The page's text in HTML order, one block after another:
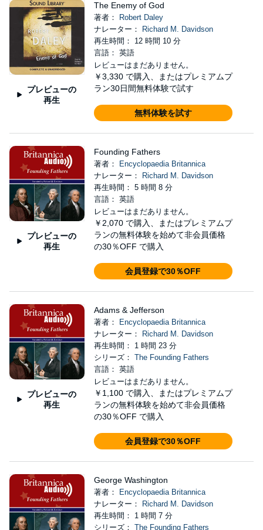
プレビューの
再生
The Enemy of God
著者：
Robert Daley
ナレーター：
Richard M. Davidson
再生時間： 12 時間 10 分
言語： 英語
レビューはまだありません。
￥3,330 で購入、またはプレミアムプ
ラン30日間無料体験で試す
無料体験を試す
プレビューの
再生
Founding Fathers
著者：
Encyclopaedia Britannica
ナレーター：
Richard M. Davidson
再生時間： 5 時間 8 分
言語： 英語
レビューはまだありません。
￥2,070 で購入、またはプレミアムプ
ランの無料体験を始めて非会員価格
の30％OFF で購入
会員登録で30％OFF
プレビューの
再生
Adams & Jefferson
著者：
Encyclopaedia Britannica
ナレーター：
Richard M. Davidson
再生時間： 1 時間 23 分
シリーズ： The Founding Fathers
言語： 英語
レビューはまだありません。
￥1,100 で購入、またはプレミアムプ
ランの無料体験を始めて非会員価格
の30％OFF で購入
会員登録で30％OFF
George Washington
著者：
Encyclopaedia Britannica
ナレーター：
Richard M. Davidson
再生時間： 1 時間 7 分
シリーズ： The Founding Fathers